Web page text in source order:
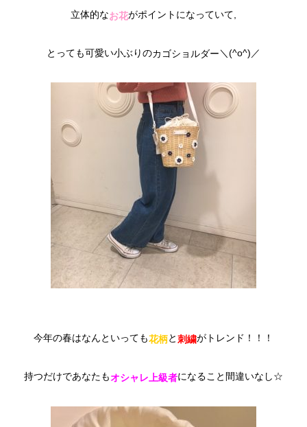
立体的なお花がポイントになっていて,
とっても可愛い小ぶりのカゴショルダー＼(^o^)／
今年の春はなんといっても花柄と刺繍がトレンド！！！
持つだけであなたもオシャレ上級者になること間違いなし☆